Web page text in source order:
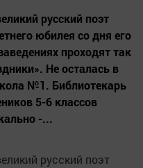
русский поэт
юбилея со дня его
проходят так
Не осталась в
№1. Библиотекарь
5-6 классов
-...
русский поэт